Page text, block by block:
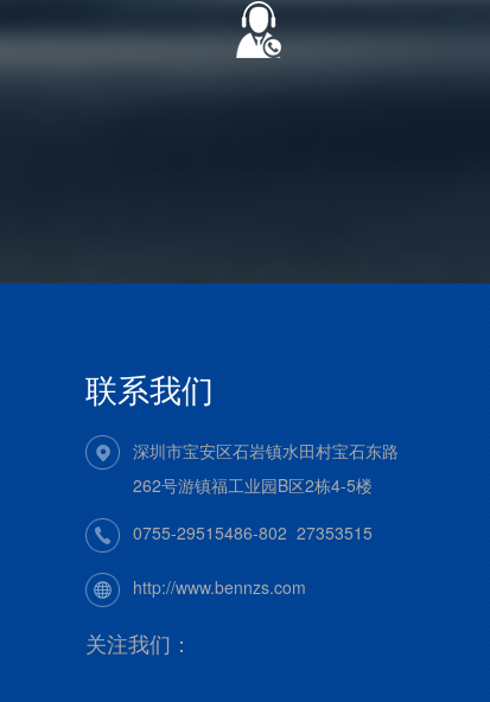
联系我们
深圳市宝安区石岩镇水田村宝石东路
262号游镇福工业园B区2栋4-5楼
0755-29515486-802 27353515
http://www.bennzs.com
关注我们：